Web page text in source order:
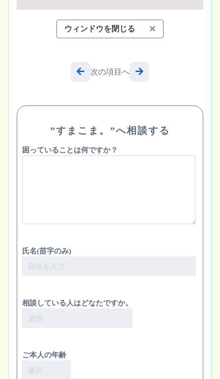
ウィンドウを閉じる
次の項目へ
”すまこま。”へ相談する
困っていることは何ですか？
氏名(苗字のみ)
相談している人はどなたですか。
ご本人の年齢